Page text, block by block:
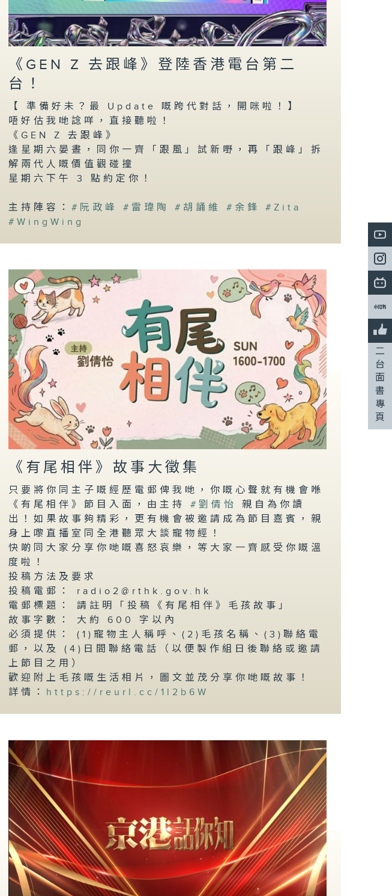
二
台
面
書
專
頁
《GEN Z 去跟峰》登陸香港電台第二
台！
【 準備好未？最 Update 嘅跨代對話，開咪啦！】
唔好估我哋諗咩，直接聽啦！
《GEN Z 去跟峰》
逢星期六晏晝，同你一齊「跟風」試新嘢，再「跟峰」拆
解兩代人嘅價值觀碰撞
星期六下午 3 點約定你！
主持陣容： #阮政峰 #雷瑋陶 #胡誦維 #余鋒
#Zita
#WingWing
《有尾相伴》故事大徵集
只要將你同主子嘅經歷電郵俾我哋，你嘅心聲就有機會喺
《有尾相伴》節目入面，由主持 #劉倩怡
親自為你讀
出！如果故事夠精彩，更有機會被邀請成為節目嘉賓，親
身上嚟直播室同全港聽眾大談寵物經！
快啲同大家分享你哋嘅喜怒哀樂，等大家一齊感受你嘅溫
度啦！
投稿方法及要求
投稿電郵： radio2@rthk.gov.hk
電郵標題： 請註明「投稿《有尾相伴》毛孩故事」
故事字數： 大約 600 字以內
必須提供： (1)寵物主人稱呼、(2)毛孩名稱、(3)聯絡電
郵，以及 (4)日間聯絡電話（以便製作組日後聯絡或邀請
上節目之用）
歡迎附上毛孩嘅生活相片，圖文並茂分享你哋嘅故事！
詳情： https://reurl.cc/1l2b6W